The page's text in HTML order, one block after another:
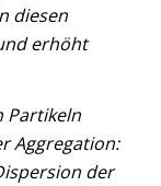
diesen
erhöht
Partikeln
Aggregation:
der